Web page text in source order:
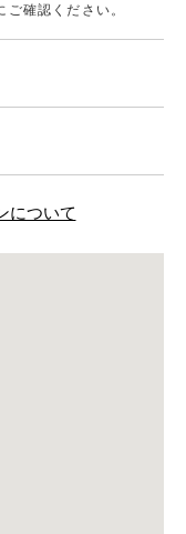
確認ください。
について